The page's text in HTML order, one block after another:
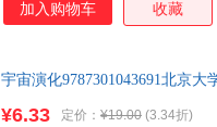
加入购物车 收藏
宇宙演化9787301043691北京
¥6.33 定价： ¥19.00 (3.34折)